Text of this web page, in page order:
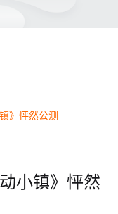
》怦然公测
小镇》怦然